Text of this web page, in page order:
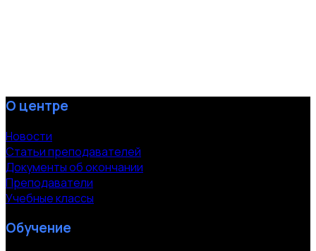
О центре
Новости
Статьи преподавателей
Документы об окончании
Преподаватели
Учебные классы
Обучение